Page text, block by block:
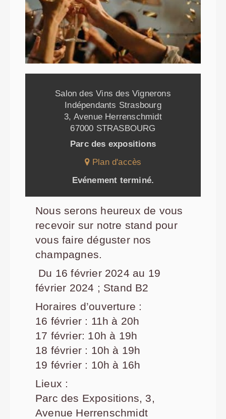
Salon des Vins des Vignerons
Indépendants Strasbourg
3, Avenue Herrenschmidt
67000 STRASBOURG
Parc des expositions
Plan d'accès
Evénement terminé.
Nous serons heureux de vous
recevoir sur notre stand pour
vous faire déguster nos
champagnes.
Du 16 février 2024 au 19
février 2024 ; Stand B2
Horaires d’ouverture :
16 février : 11h à 20h
17 février: 10h à 19h
18 février : 10h à 19h
19 février : 10h à 16h
Lieux :
Parc des Expositions, 3,
Avenue Herrenschmidt